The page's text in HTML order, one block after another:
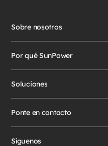
Sobre nosotros
Por qué SunPower
Soluciones
Ponte en contacto
Síguenos